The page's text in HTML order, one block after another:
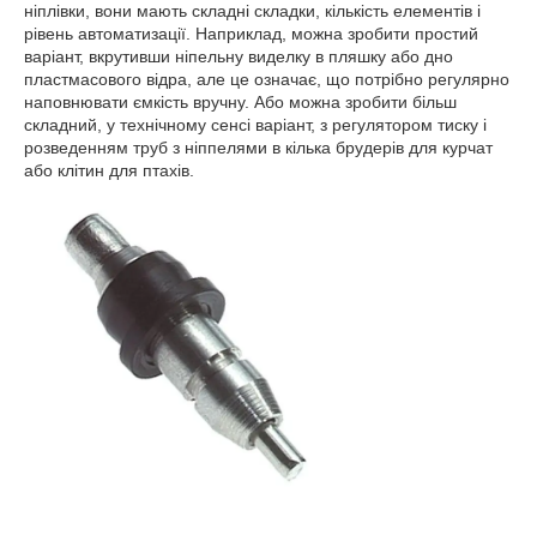
ніплівки, вони мають складні складки, кількість елементів і
рівень автоматизації. Наприклад, можна зробити простий
варіант, вкрутивши ніпельну виделку в пляшку або дно
пластмасового відра, але це означає, що потрібно регулярно
наповнювати ємкість вручну. Або можна зробити більш
складний, у технічному сенсі варіант, з регулятором тиску і
розведенням труб з ніппелями в кілька брудерів для курчат
або клітин для птахів.